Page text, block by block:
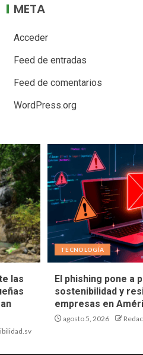
META
Acceder
Feed de entradas
Feed de comentarios
WordPress.org
las
TECNOLOGÍA
El phishing pone a
sostenibilidad y
empresas en
agosto 5, 2026